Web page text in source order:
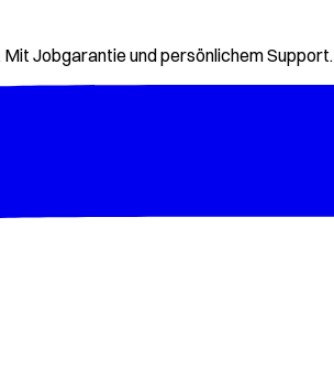
Jobgarantie und persönlichem Support.